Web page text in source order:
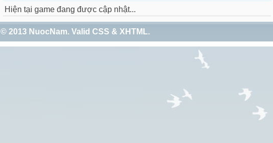
Hiện tại game đang được cập nhật...
© 2013 NuocNam. Valid CSS & XHTML.